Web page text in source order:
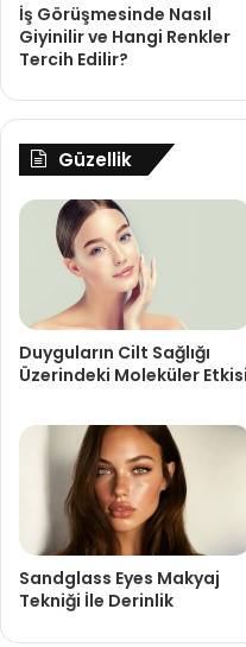
İş Görüşmesinde Nasıl
Giyinilir ve Hangi Renkler
Tercih Edilir?
Güzellik
Duyguların Cilt Sağlığı
Üzerindeki Moleküler Etkisi
Sandglass Eyes Makyaj
Tekniği İle Derinlik